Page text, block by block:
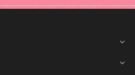
expand_more
expand_more